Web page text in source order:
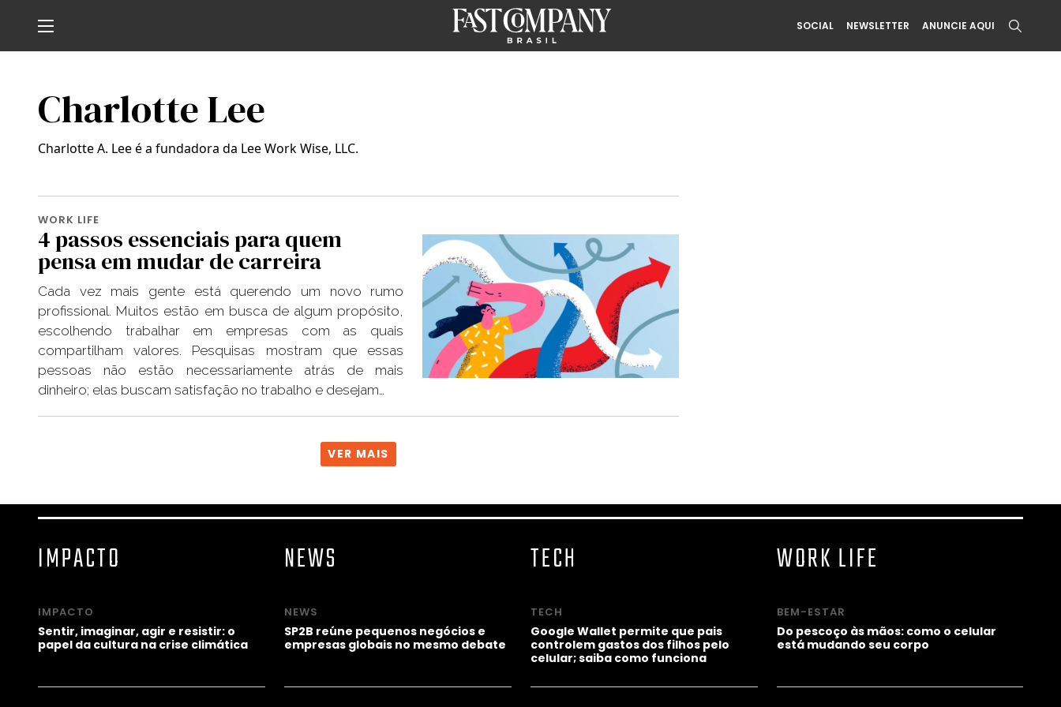
SOCIAL NEWSLETTER ANUNCIE AQUI
Charlotte Lee
Charlotte A. Lee é a fundadora da Lee Work Wise, LLC.
WORK LIFE
4 passos essenciais para quem
pensa em mudar de carreira
Cada vez mais gente está querendo um novo rumo
profissional. Muitos estão em busca de algum propósito,
escolhendo trabalhar em empresas com as quais
compartilham valores. Pesquisas mostram que essas
pessoas não estão necessariamente atrás de mais
dinheiro; elas buscam satisfação no trabalho e desejam…
VER MAIS
IMPACTO
IMPACTO
Sentir, imaginar, agir e resistir: o
papel da cultura na crise climática
NEWS
NEWS
SP2B reúne pequenos negócios e
empresas globais no mesmo debate
TECH
TECH
Google Wallet permite que pais
controlem gastos dos filhos pelo
celular; saiba como funciona
WORK LIFE
BEM-ESTAR
Do pescoço às mãos: como o celular
está mudando seu corpo